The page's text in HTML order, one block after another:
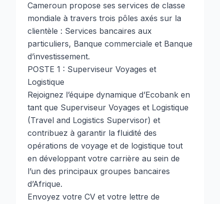
Cameroun propose ses services de classe
mondiale à travers trois pôles axés sur la
clientèle : Services bancaires aux
particuliers, Banque commerciale et Banque
d’investissement.
POSTE 1 : Superviseur Voyages et
Logistique
Rejoignez l’équipe dynamique d’Ecobank en
tant que Superviseur Voyages et Logistique
(Travel and Logistics Supervisor) et
contribuez à garantir la fluidité des
opérations de voyage et de logistique tout
en développant votre carrière au sein de
l’un des principaux groupes bancaires
d’Afrique.
Envoyez votre CV et votre lettre de